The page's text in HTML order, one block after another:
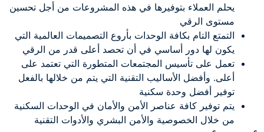
يحلم العملاء بتوفيرها في هذه المشروعات من أجل تحسين
مستوى الرقي
التمتع التام بكافة الوحدات بأروع التصميمات العالمية التي
يكون لها دور أساسي في أن تحصد أعلى قدر من الرقي
تعمل على تأسيس المجتمعات المتطورة التي تعتمد على
أعلى. وأفضل الأساليب التقنية التي يتم من خلالها بالفعل
توفير أفضل وحدة سكنية
يتم توفير كافة عناصر الأمن والأمان في الوحدات السكنية
من خلال الخصوصية والأمن البشري والأدوات التقنية